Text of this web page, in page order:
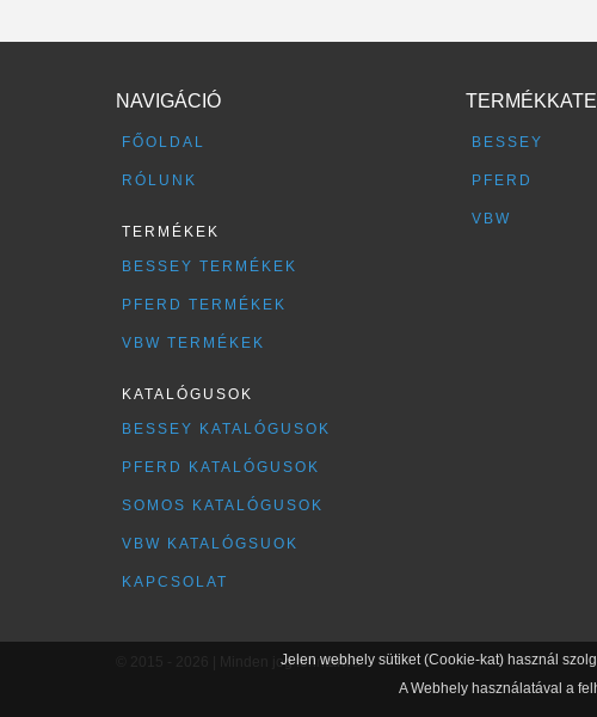
NAVIGÁCIÓ
FŐOLDAL
RÓLUNK
TERMÉKEK
BESSEY TERMÉKEK
PFERD TERMÉKEK
VBW TERMÉKEK
KATALÓGUSOK
BESSEY KATALÓGUSOK
PFERD KATALÓGUSOK
SOMOS KATALÓGUSOK
VBW KATALÓGSUOK
KAPCSOLAT
BESSEY
PFERD
VBW
© 2015 - 2026 | Minden jog fenntartvaJelen webhely sütiket (Cookie-kat) használ
A Webhely használatával a